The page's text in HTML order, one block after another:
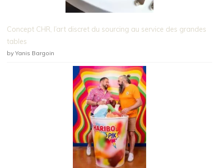
Concept CHR, l’art discret du sourcing au service des grandes
tables
by Yanis Bargoin